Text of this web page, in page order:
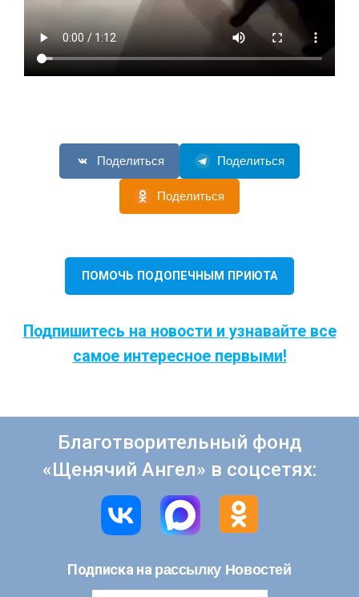
Поделиться Поделиться
Поделиться
ПОМОЧЬ ПОДОПЕЧНЫМ ПРИЮТА
Подпишитесь на новости и узнавайте все
самое интересное первыми!
Благотворительный фонд
«Щенячий Ангел» в соцсетях:
Подписка на рассылку Новостей